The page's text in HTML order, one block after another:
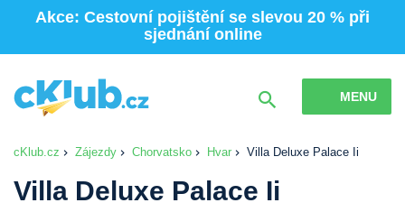
Akce: Cestovní pojištění se slevou 20 % při
sjednání online
MENU
cKlub.cz Zájezdy Chorvatsko Hvar Villa Deluxe Palace Ii
Villa Deluxe Palace Ii